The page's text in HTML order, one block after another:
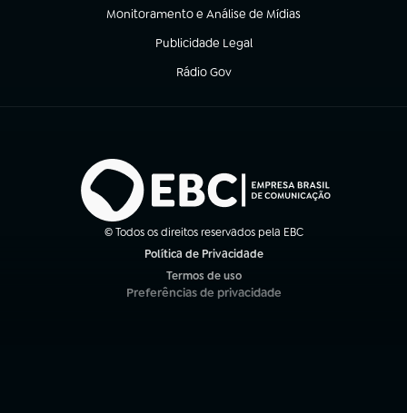
Monitoramento e Análise de Mídias
(abre em nova aba)
Publicidade Legal
(abre em nova aba)
Rádio Gov
(abre em nova aba)
© Todos os direitos reservados pela EBC
Política de Privacidade
Termos de uso
(abre em nova aba)
Preferências de privacidade